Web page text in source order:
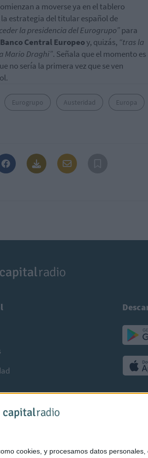
cookies, y procesamos datos
a moverse ya en el tablero
estrategia del titular español de
la presidencia del Eurogrupo”para
Banco Central Europeoy, quizás, “tras la
Mario Draghi”. Señala que el momento es
no sería la primera vez que se ven
Eurogrupo Austeridad Europa